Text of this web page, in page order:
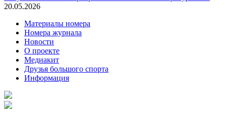
20.05.2026
Материалы номера
Номера журнала
Новости
О проекте
Медиакит
Друзья большого спорта
Информация